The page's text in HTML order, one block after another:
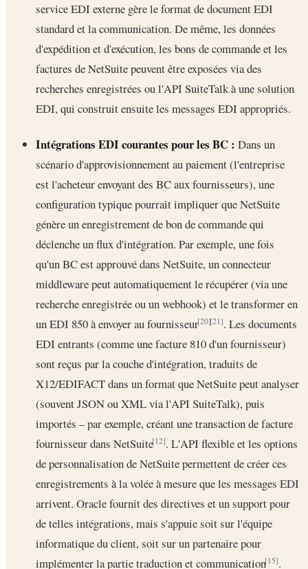
service EDI externe gère le format de document EDI
standard et la communication. De même, les données
d'expédition et d'exécution, les bons de commande et les
factures de NetSuite peuvent être exposées via des
recherches enregistrées ou l'API SuiteTalk à une solution
EDI, qui construit ensuite les messages EDI appropriés.
Intégrations EDI courantes pour les BC : Dans un
scénario d'approvisionnement au paiement (l'entreprise
est l'acheteur envoyant des BC aux fournisseurs), une
configuration typique pourrait impliquer que NetSuite
génère un enregistrement de bon de commande qui
déclenche un flux d'intégration. Par exemple, une fois
qu'un BC est approuvé dans NetSuite, un connecteur
middleware peut automatiquement le récupérer (via une
recherche enregistrée ou un webhook) et le transformer en
un EDI 850 à envoyer au fournisseur[20][21]. Les documents
EDI entrants (comme une facture 810 d'un fournisseur)
sont reçus par la couche d'intégration, traduits de
X12/EDIFACT dans un format que NetSuite peut analyser
(souvent JSON ou XML via l'API SuiteTalk), puis
importés – par exemple, créant une transaction de facture
fournisseur dans NetSuite[12]. L'API flexible et les options
de personnalisation de NetSuite permettent de créer ces
enregistrements à la volée à mesure que les messages EDI
arrivent. Oracle fournit des directives et un support pour
de telles intégrations, mais s'appuie soit sur l'équipe
informatique du client, soit sur un partenaire pour
implémenter la partie traduction et communication[15].